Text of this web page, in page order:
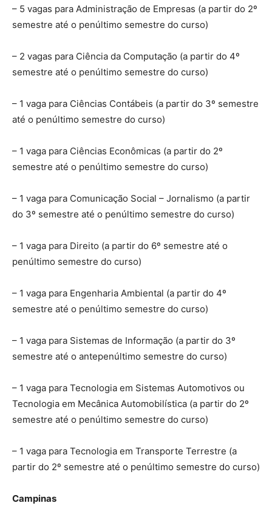
– 5 vagas para Administração de Empresas (a partir do 2º
semestre até o penúltimo semestre do curso)
– 2 vagas para Ciência da Computação (a partir do 4º
semestre até o penúltimo semestre do curso)
– 1 vaga para Ciências Contábeis (a partir do 3º semestre
até o penúltimo semestre do curso)
– 1 vaga para Ciências Econômicas (a partir do 2º
semestre até o penúltimo semestre do curso)
– 1 vaga para Comunicação Social – Jornalismo (a partir
do 3º semestre até o penúltimo semestre do curso)
– 1 vaga para Direito (a partir do 6º semestre até o
penúltimo semestre do curso)
– 1 vaga para Engenharia Ambiental (a partir do 4º
semestre até o penúltimo semestre do curso)
– 1 vaga para Sistemas de Informação (a partir do 3º
semestre até o antepenúltimo semestre do curso)
– 1 vaga para Tecnologia em Sistemas Automotivos ou
Tecnologia em Mecânica Automobilística (a partir do 2º
semestre até o penúltimo semestre do curso)
– 1 vaga para Tecnologia em Transporte Terrestre (a
partir do 2º semestre até o penúltimo semestre do curso)
Campinas